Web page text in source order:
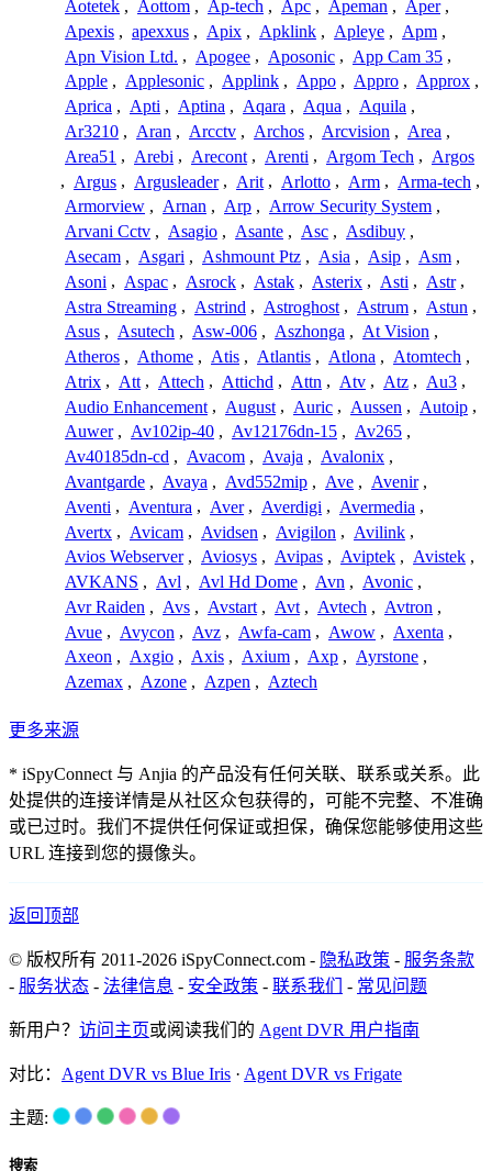
Aotetek , Aottom , Ap-tech , Apc , Apeman , Aper ,
Apexis , apexxus , Apix , Apklink , Apleye , Apm ,
Apn Vision Ltd. , Apogee , Aposonic , App Cam 35 ,
Apple , Applesonic , Applink , Appo , Appro , Approx ,
Aprica , Apti , Aptina , Aqara , Aqua , Aquila ,
Ar3210 , Aran , Arcctv , Archos , Arcvision , Area ,
Area51 , Arebi , Arecont , Arenti , Argom Tech , Argos
, Argus , Argusleader , Arit , Arlotto , Arm , Arma-tech ,
Armorview , Arnan , Arp , Arrow Security System ,
Arvani Cctv , Asagio , Asante , Asc , Asdibuy ,
Asecam , Asgari , Ashmount Ptz , Asia , Asip , Asm ,
Asoni , Aspac , Asrock , Astak , Asterix , Asti , Astr ,
Astra Streaming , Astrind , Astroghost , Astrum , Astun ,
Asus , Asutech , Asw-006 , Aszhonga , At Vision ,
Atheros , Athome , Atis , Atlantis , Atlona , Atomtech ,
Atrix , Att , Attech , Attichd , Attn , Atv , Atz , Au3 ,
Audio Enhancement , August , Auric , Aussen , Autoip ,
Auwer , Av102ip-40 , Av12176dn-15 , Av265 ,
Av40185dn-cd , Avacom , Avaja , Avalonix ,
Avantgarde , Avaya , Avd552mip , Ave , Avenir ,
Aventi , Aventura , Aver , Averdigi , Avermedia ,
Avertx , Avicam , Avidsen , Avigilon , Avilink ,
Avios Webserver , Aviosys , Avipas , Aviptek , Avistek ,
AVKANS , Avl , Avl Hd Dome , Avn , Avonic ,
Avr Raiden , Avs , Avstart , Avt , Avtech , Avtron ,
Avue , Avycon , Avz , Awfa-cam , Awow , Axenta ,
Axeon , Axgio , Axis , Axium , Axp , Ayrstone ,
Azemax , Azone , Azpen , Aztech
更多来源
* iSpyConnect 与 Anjia 的产品没有任何关联、联系或关系。此
处提供的连接详情是从社区众包获得的，可能不完整、不准确
或已过时。我们不提供任何保证或担保，确保您能够使用这些
URL 连接到您的摄像头。
返回顶部
© 版权所有 2011-2026 iSpyConnect.com - 隐私政策 - 服务条款
- 服务状态 - 法律信息 - 安全政策 - 联系我们 - 常见问题
新用户？ 访问主页或阅读我们的 Agent DVR 用户指南
对比： Agent DVR vs Blue Iris · Agent DVR vs Frigate
主题:
搜索